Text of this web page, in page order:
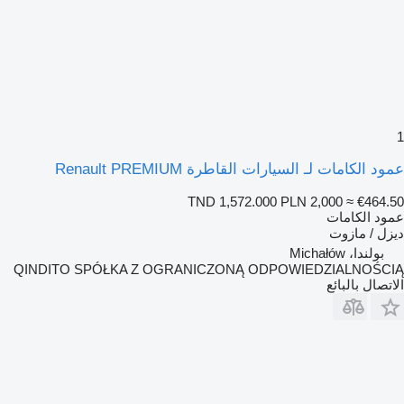
1
عمود الكامات لـ السيارات القاطرة Renault PREMIUM
TND 1,572.000 PLN 2,000 ≈ €464.50
عمود الكامات
ديزل / مازوت
بولندا، Michałów
QINDITO SPÓŁKA Z OGRANICZONĄ ODPOWIEDZIALNOŚCIĄ
الاتصال بالبائع